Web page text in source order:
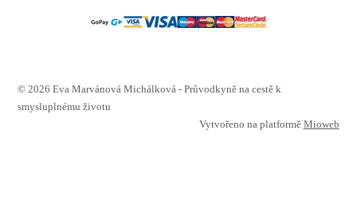
© 2026 Eva Marvánová Michálková - Průvodkyně na cestě k
smysluplnému životu
Vytvořeno na platformě Mioweb